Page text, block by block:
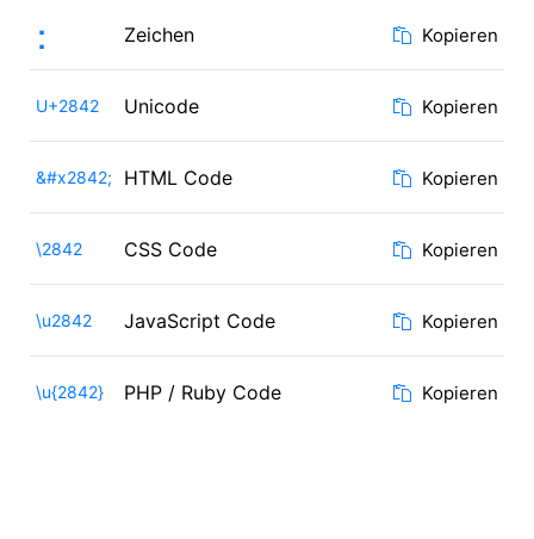
⡂ Zeichen Kopieren
U+2842 Unicode Kopieren
&#x2842; HTML Code Kopieren
\2842 CSS Code Kopieren
\u2842 JavaScript Code Kopieren
\u{2842} PHP / Ruby Code Kopieren